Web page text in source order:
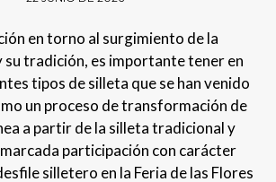
en torno al surgimiento de la
tradición, es importante tener en
tipos de silleta que se han venido
un proceso de transformación de
a partir de la silleta tradicional y
participación con carácter
silletero en la Feria de las Flores